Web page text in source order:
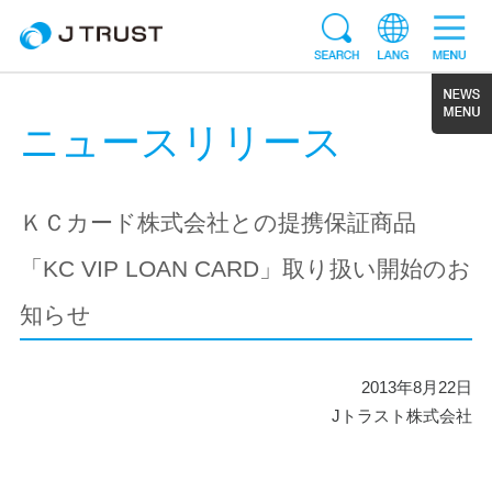
ニュースリリース
ＫＣカード株式会社との提携保証商品
「KC VIP LOAN CARD」取り扱い開始のお
知らせ
2013年8月22日
Jトラスト株式会社